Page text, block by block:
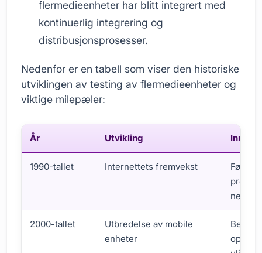
flermedieenheter har blitt integrert med
kontinuerlig integrering og
distribusjonsprosesser.
Nedenfor er en tabell som viser den historiske
utviklingen av testing av flermedieenheter og
viktige milepæler:
År Utvikling
1990-tallet Internettets fremvekst
Første
2000-tallet
Utbredelse av mobile
enheter
Behov